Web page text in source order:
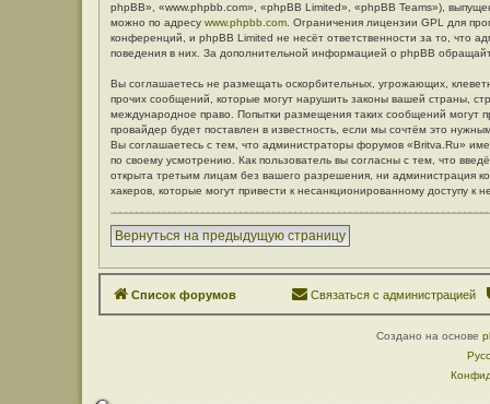
phpBB», «www.phpbb.com», «phpBB Limited», «phpBB Teams»),
можно по адресу www.phpbb.com . Ограничения лицензии GPL для
конференций, и phpBB Limited не несёт ответственности за то, что
поведения в них. За дополнительной информацией о phpBB
Вы соглашаетесь не размещать оскорбительных, угрожающих,
прочих сообщений, которые могут нарушить законы вашей страны,
международное право. Попытки размещения таких сообщений
провайдер будет поставлен в известность, если мы сочтём это
Вы соглашаетесь с тем, что администраторы форумов «Britva.Ru»
по своему усмотрению. Как пользователь вы согласны с тем, что
открыта третьим лицам без вашего разрешения, ни администрация
хакеров, которые могут привести к несанкционированному доступу к
Вернуться на предыдущую страницу
Список форумов Связаться с администрацией
Создано на основе